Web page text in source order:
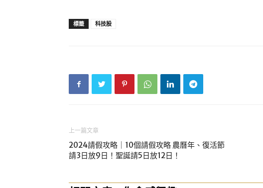
標籤 科技股
上一篇文章
2024請假攻略｜10個請假攻略 農曆年、復活節
請3日放9日！聖誕請5日放12日！